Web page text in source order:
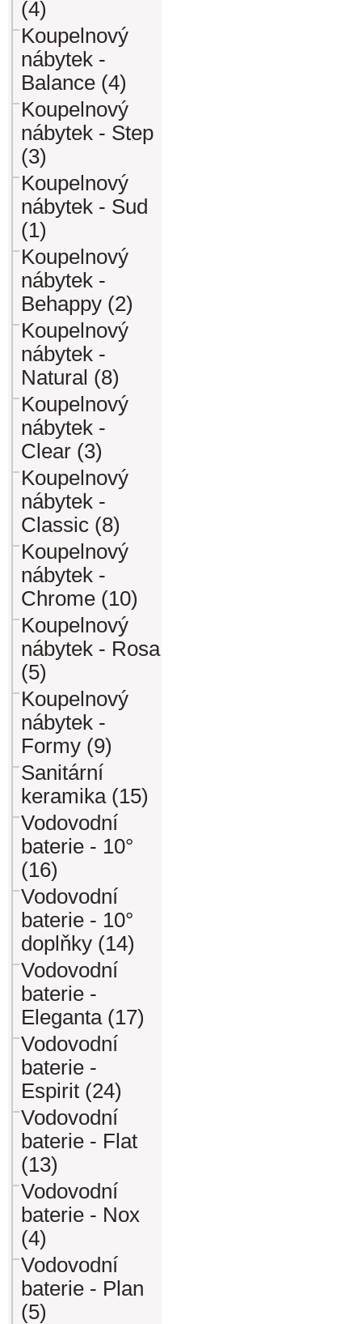
(4)
Koupelnový
nábytek -
Balance (4)
Koupelnový
nábytek - Step
(3)
Koupelnový
nábytek - Sud
(1)
Koupelnový
nábytek -
Behappy (2)
Koupelnový
nábytek -
Natural (8)
Koupelnový
nábytek -
Clear (3)
Koupelnový
nábytek -
Classic (8)
Koupelnový
nábytek -
Chrome (10)
Koupelnový
nábytek - Rosa
(5)
Koupelnový
nábytek -
Formy (9)
Sanitární
keramika (15)
Vodovodní
baterie - 10°
(16)
Vodovodní
baterie - 10°
doplňky (14)
Vodovodní
baterie -
Eleganta (17)
Vodovodní
baterie -
Espirit (24)
Vodovodní
baterie - Flat
(13)
Vodovodní
baterie - Nox
(4)
Vodovodní
baterie - Plan
(5)